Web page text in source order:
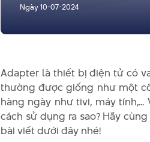
Ngày10-07-2024
Adapter là thiết bị điện tử có
thường được giống như một
hàng ngày như tivi, máy tính,...
cách sử dụng ra sao? Hãy cùng
bài viết dưới đây nhé!